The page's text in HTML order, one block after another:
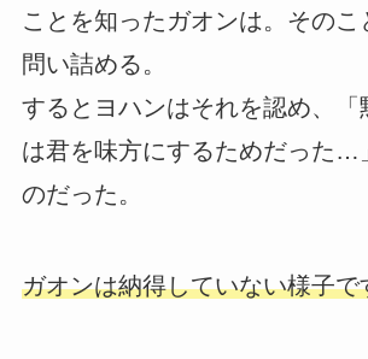
ことを知ったガオンは。そのこ
問い詰める。
するとヨハンはそれを認め、「
は君を味方にするためだった…
のだった。
ガオンは納得していない様子